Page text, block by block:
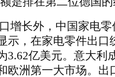
增长外，中国家电
示，在家电零件出口
3.62亿美元。意大利
欧洲第一大市场。出